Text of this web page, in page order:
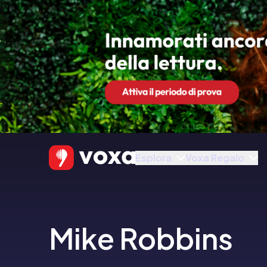
Esplora Voxa Regalo
Mike Robbins